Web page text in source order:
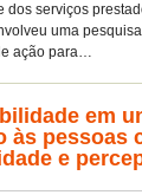
serviços
uma
ação para…
em
às pessoas
e